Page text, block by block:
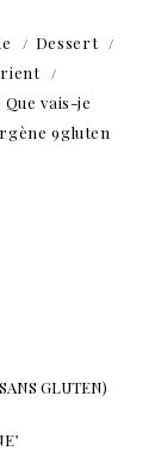
Dessert
Que vais-je
9gluten
GLUTEN)